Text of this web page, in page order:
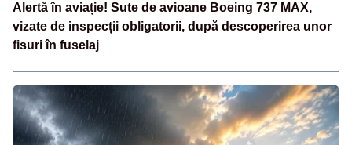
Alertă în aviație! Sute de avioane Boeing 737 MAX,
vizate de inspecții obligatorii, după descoperirea unor
fisuri în fuselaj